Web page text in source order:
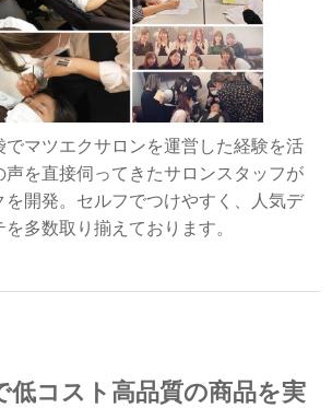
でマツエクサロンを運営した経験を活
声を直接伺ってきたサロンスタッフが
を開発。セルフでつけやすく、人気デ
多数取り揃えております。
低コスト高品質の商品を実